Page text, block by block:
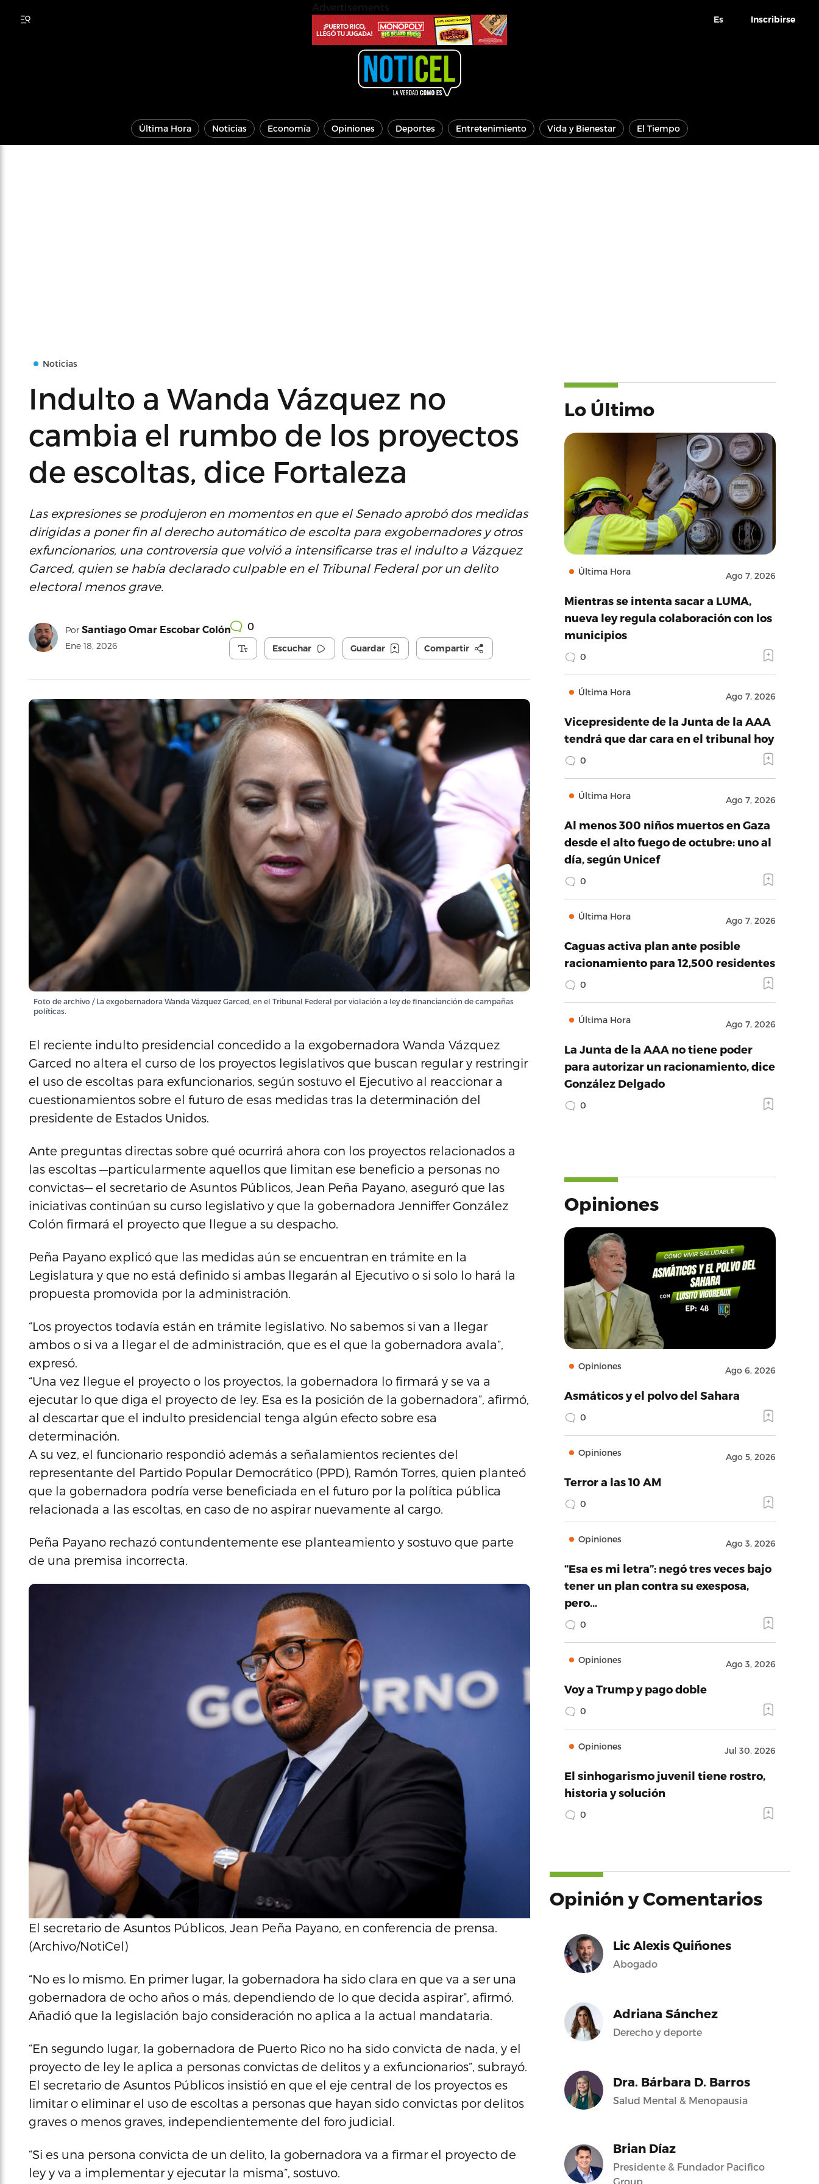
Es Inscribirse
Última Hora Noticias Economía Opiniones Deportes Entretenimiento Vida y Bienestar El Tiempo
Noticias
Indulto a Wanda Vázquez no
cambia el rumbo de los proyectos
de escoltas, dice Fortaleza
Las expresiones se produjeron en momentos en que el Senado aprobó dos medidas
dirigidas a poner fin al derecho automático de escolta para exgobernadores y otros
exfuncionarios, una controversia que volvió a intensificarse tras el indulto a Vázquez
Garced, quien se había declarado culpable en el Tribunal Federal por un delito
electoral menos grave.
Por Santiago Omar Escobar Colón
Ene 18, 2026
0
Escuchar Guardar Compartir
Foto de archivo / La exgobernadora Wanda Vázquez Garced, en el Tribunal Federal por violación a ley de financianción de campañas
políticas.
El reciente indulto presidencial concedido a la exgobernadora Wanda Vázquez
Garced no altera el curso de los proyectos legislativos que buscan regular y restringir
el uso de escoltas para exfuncionarios, según sostuvo el Ejecutivo al reaccionar a
cuestionamientos sobre el futuro de esas medidas tras la determinación del
presidente de Estados Unidos.
Ante preguntas directas sobre qué ocurrirá ahora con los proyectos relacionados a
las escoltas —particularmente aquellos que limitan ese beneficio a personas no
convictas— el secretario de Asuntos Públicos, Jean Peña Payano, aseguró que las
iniciativas continúan su curso legislativo y que la gobernadora Jenniffer González
Colón firmará el proyecto que llegue a su despacho.
Peña Payano explicó que las medidas aún se encuentran en trámite en la
Legislatura y que no está definido si ambas llegarán al Ejecutivo o si solo lo hará la
propuesta promovida por la administración.
“Los proyectos todavía están en trámite legislativo. No sabemos si van a llegar
ambos o si va a llegar el de administración, que es el que la gobernadora avala”,
expresó.
“Una vez llegue el proyecto o los proyectos, la gobernadora lo firmará y se va a
ejecutar lo que diga el proyecto de ley. Esa es la posición de la gobernadora”, afirmó,
al descartar que el indulto presidencial tenga algún efecto sobre esa
determinación.
A su vez, el funcionario respondió además a señalamientos recientes del
representante del Partido Popular Democrático (PPD), Ramón Torres, quien planteó
que la gobernadora podría verse beneficiada en el futuro por la política pública
relacionada a las escoltas, en caso de no aspirar nuevamente al cargo.
Peña Payano rechazó contundentemente ese planteamiento y sostuvo que parte
de una premisa incorrecta.
El secretario de Asuntos Públicos, Jean Peña Payano, en conferencia de prensa.
(Archivo/NotiCel)
“No es lo mismo. En primer lugar, la gobernadora ha sido clara en que va a ser una
gobernadora de ocho años o más, dependiendo de lo que decida aspirar”, afirmó.
Añadió que la legislación bajo consideración no aplica a la actual mandataria.
“En segundo lugar, la gobernadora de Puerto Rico no ha sido convicta de nada, y el
proyecto de ley le aplica a personas convictas de delitos y a exfuncionarios”, subrayó.
El secretario de Asuntos Públicos insistió en que el eje central de los proyectos es
limitar o eliminar el uso de escoltas a personas que hayan sido convictas por delitos
graves o menos graves, independientemente del foro judicial.
“Si es una persona convicta de un delito, la gobernadora va a firmar el proyecto de
ley y va a implementar y ejecutar la misma”, sostuvo.
Lo Último
Última Hora Ago 7, 2026
Mientras se intenta sacar a LUMA,
nueva ley regula colaboración con los
municipios
0
Última Hora Ago 7, 2026
Vicepresidente de la Junta de la AAA
tendrá que dar cara en el tribunal hoy
0
Última Hora Ago 7, 2026
Al menos 300 niños muertos en Gaza
desde el alto fuego de octubre: uno al
día, según Unicef
0
Última Hora Ago 7, 2026
Caguas activa plan ante posible
racionamiento para 12,500 residentes
0
Última Hora Ago 7, 2026
La Junta de la AAA no tiene poder
para autorizar un racionamiento, dice
González Delgado
0
Opiniones
Opiniones Ago 6, 2026
Asmáticos y el polvo del Sahara
0
Opiniones Ago 5, 2026
Terror a las 10 AM
0
Opiniones Ago 3, 2026
“Esa es mi letra”: negó tres veces bajo
tener un plan contra su exesposa,
pero…
0
Opiniones Ago 3, 2026
Voy a Trump y pago doble
0
Opiniones Jul 30, 2026
El sinhogarismo juvenil tiene rostro,
historia y solución
0
Opinión y Comentarios
Lic Alexis Quiñones
Abogado
Adriana Sánchez
Derecho y deporte
Dra. Bárbara D. Barros
Salud Mental & Menopausia
Brian Díaz
Presidente & Fundador Pacifico
Group